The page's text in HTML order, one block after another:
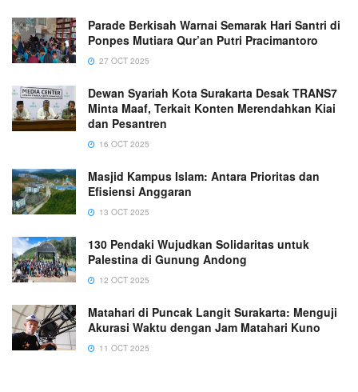
Parade Berkisah Warnai Semarak Hari Santri di
Ponpes Mutiara Qur’an Putri Pracimantoro
27 OCT 2025
Dewan Syariah Kota Surakarta Desak TRANS7
Minta Maaf, Terkait Konten Merendahkan Kiai
dan Pesantren
16 OCT 2025
Masjid Kampus Islam: Antara Prioritas dan
Efisiensi Anggaran
13 OCT 2025
130 Pendaki Wujudkan Solidaritas untuk
Palestina di Gunung Andong
12 OCT 2025
Matahari di Puncak Langit Surakarta: Menguji
Akurasi Waktu dengan Jam Matahari Kuno
11 OCT 2025